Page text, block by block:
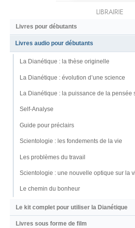
LIBRAIRIE
Livres pour débutants
Livres audio pour débutants
La Dianétique : la thèse originelle
La Dianétique : évolution d’une science
La Dianétique : la puissance de la pensée
Self-Analyse
Guide pour préclairs
Scientologie : les fondements de la vie
Les problèmes du travail
Scientologie : une nouvelle optique sur la
Le chemin du bonheur
Le kit complet pour utiliser la Dianétique
Livres sous forme de film